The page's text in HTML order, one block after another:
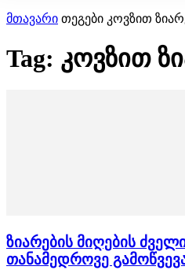
მთავარი თეგები კოვზით
Tag: კოვზით
ზიარების მიღების
თანამედროვე